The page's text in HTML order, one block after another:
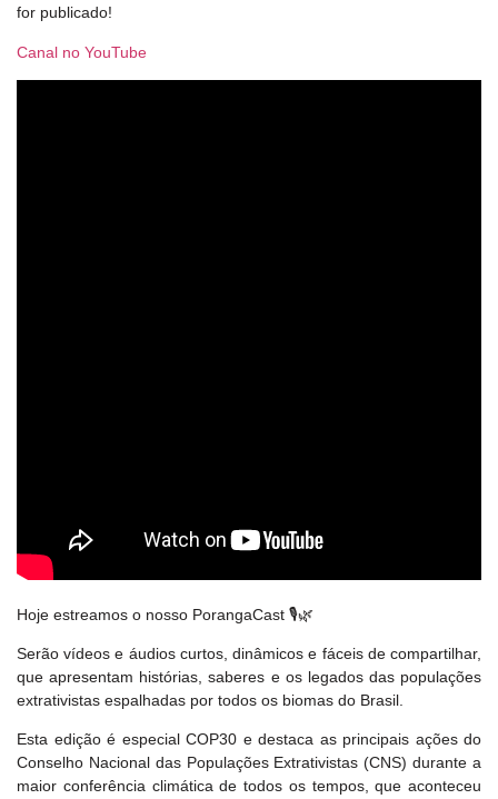
for publicado!
Canal no YouTube
Hoje estreamos o nosso PorangaCast 🎙️🌿
Serão vídeos e áudios curtos, dinâmicos e fáceis de compartilhar,
que apresentam histórias, saberes e os legados das populações
extrativistas espalhadas por todos os biomas do Brasil.
Esta edição é especial COP30 e destaca as principais ações do
Conselho Nacional das Populações Extrativistas (CNS) durante a
maior conferência climática de todos os tempos, que aconteceu